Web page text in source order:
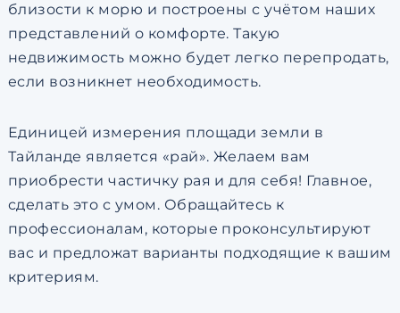
близости к морю и построены с учётом наших
представлений о комфорте. Такую
недвижимость можно будет легко перепродать,
если возникнет необходимость.
Единицей измерения площади земли в
Тайланде является «рай». Желаем вам
приобрести частичку рая и для себя! Главное,
сделать это с умом. Обращайтесь к
профессионалам, которые проконсультируют
вас и предложат варианты подходящие к вашим
критериям.